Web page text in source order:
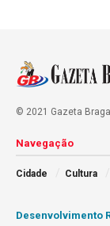
© 2021 Gazeta
Navegação
Cidade Cultura
Desenvolvimento